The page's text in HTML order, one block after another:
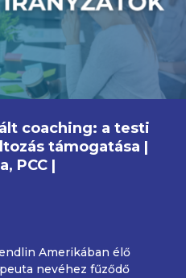
coaching: a testi
támogatása |
PCC |
Amerikában élő
nevéhez fűződő